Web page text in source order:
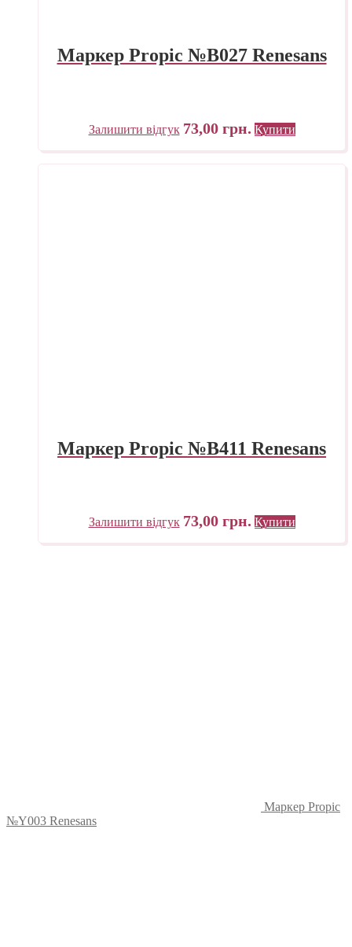
Маркер Propic №B027 Renesans
Залишити відгук 73,00 грн. Купити
Маркер Propic №B411 Renesans
Залишити відгук 73,00 грн. Купити
Маркер Propic
№Y003 Renesans